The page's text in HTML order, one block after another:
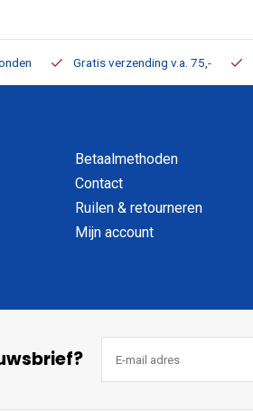
Gratis verzending v.a. 75,-
Betaalmethoden
Contact
Ruilen & retourneren
Mijn account